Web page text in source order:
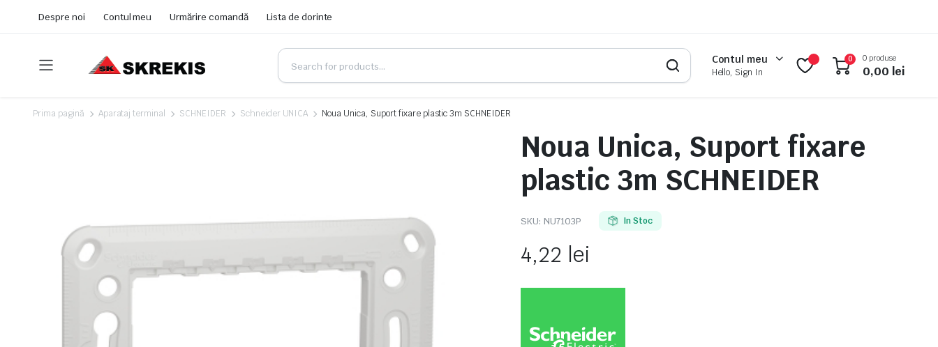
Despre noi Contul meu Urmărire comandă Lista de dorinte
Contul meu
Hello, Sign In
0 0 produse
0,00 lei
Prima pagină Aparataj terminal SCHNEIDER Schneider UNICA Noua Unica, Suport fixare plastic 3m SCHNEIDER
Noua Unica, Suport fixare
plastic 3m SCHNEIDER
SKU: NU7103P In Stoc
4,22 lei